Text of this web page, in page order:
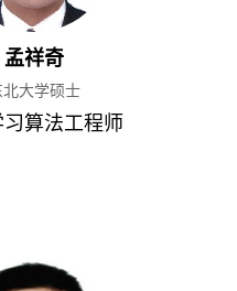
孟祥奇
北大学硕士
算法工程师